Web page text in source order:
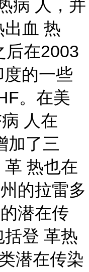
病 人，并
出血 热
后在2003
的一些
。在美
人在
加了三
热也在
的拉雷多
潜在传
登 革热
潜在传染